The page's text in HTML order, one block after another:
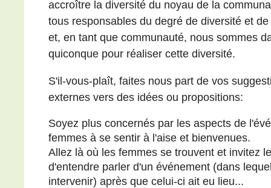
accroître la diversité du noyau de la
tous responsables du degré de diversité et
et, en tant que communauté, nous sommes
quiconque pour réaliser cette diversité.
S'il-vous-plaît, faites nous part de vos
externes vers des idées ou propositions:
Soyez plus concernés par les aspects de
femmes à se sentir à l'aise et bienvenues.
Allez là où les femmes se trouvent et invitez
d'entendre parler d'un événement (dans
intervenir) après que celui-ci ait eu lieu...